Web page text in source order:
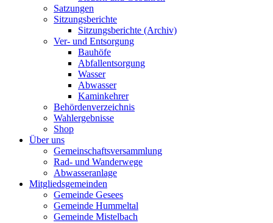
Satzungen
Sitzungsberichte
Sitzungsberichte (Archiv)
Ver- und Entsorgung
Bauhöfe
Abfallentsorgung
Wasser
Abwasser
Kaminkehrer
Behördenverzeichnis
Wahlergebnisse
Shop
Über uns
Gemeinschaftsversammlung
Rad- und Wanderwege
Abwasseranlage
Mitgliedsgemeinden
Gemeinde Gesees
Gemeinde Hummeltal
Gemeinde Mistelbach